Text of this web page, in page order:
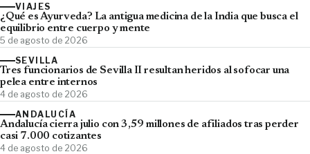
VIAJES
¿Qué es Ayurveda? La antigua medicina de la India que busca el
equilibrio entre cuerpo y mente
5 de agosto de 2026
SEVILLA
Tres funcionarios de Sevilla II resultan heridos al sofocar una
pelea entre internos
4 de agosto de 2026
ANDALUCÍA
Andalucía cierra julio con 3,59 millones de afiliados tras perder
casi 7.000 cotizantes
4 de agosto de 2026